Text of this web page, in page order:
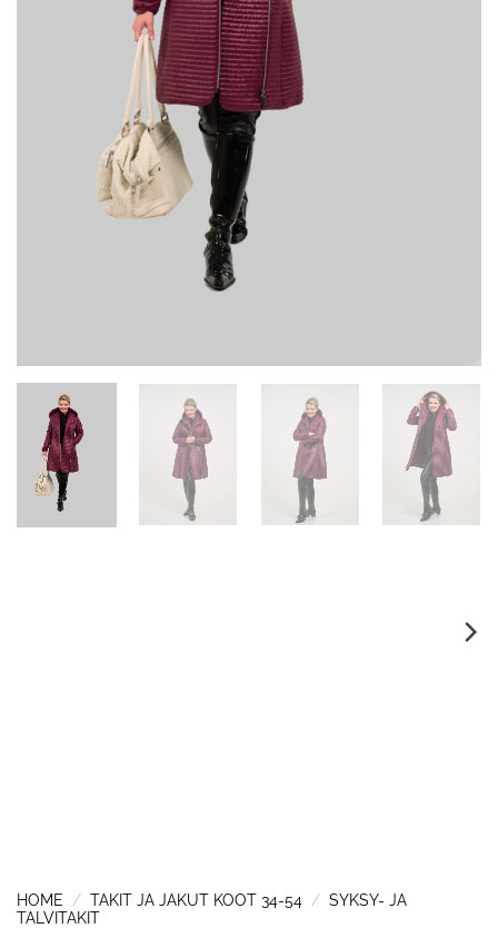
HOME / TAKIT JA JAKUT KOOT 34-54 / SYKSY- JA
TALVITAKIT